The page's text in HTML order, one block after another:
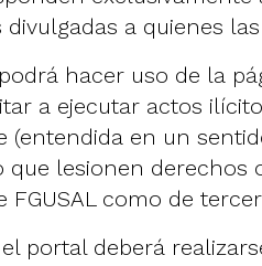
a quienes
hacer uso de la
a ejecutar actos
(entendida en un
que lesionen derechos
FGUSAL como de
portal deberá